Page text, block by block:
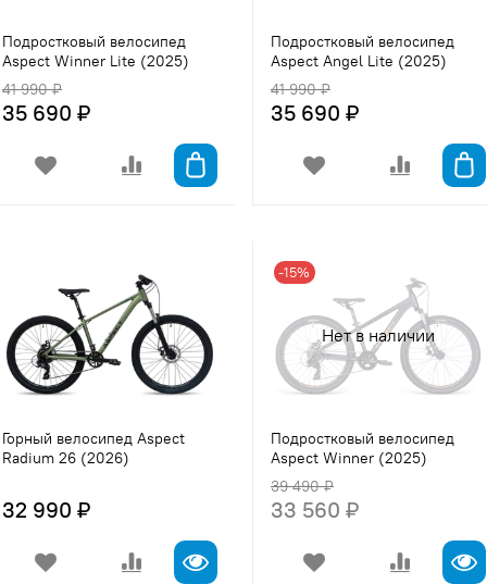
Подростковый велосипед
Aspect Winner Lite (2025)
41 990 ₽
35 690 ₽
Подростковый велосипед
Aspect Angel Lite (2025)
41 990 ₽
35 690 ₽
Горный велосипед Aspect
Radium 26 (2026)
32 990 ₽
Нет в наличии
-15%
Подростковый велосипед
Aspect Winner (2025)
39 490 ₽
33 560 ₽